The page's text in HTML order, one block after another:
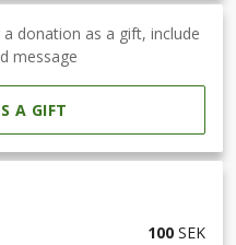
donation as a gift, include
message
A GIFT
100 SEK